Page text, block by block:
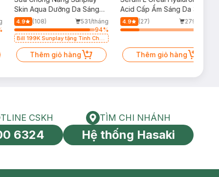
Skin Aqua Dưỡng Da Sáng
Mịn 55g
4.9 (108)
531/tháng
94%
Bill 199K Sunplay tặng Tinh Chất
Chống Nắng 7g trị giá 30K (SL có
hạn)
Thêm giỏ hàng
Acid Cấp Ẩm Sáng Da 30ml
4.9 (27)
279/tháng
Thêm giỏ hàng
toàn cầu
HOTLINE CSKH
CSKH
6324
Tìm chi nhánh
TÌM CHI NHÁNH
Hệ thống Hasaki